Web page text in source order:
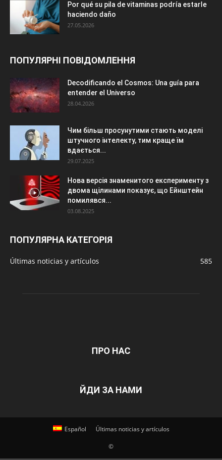
Por qué su pila de vitaminas podría estarle
haciendo daño
27.05.2026
ПОПУЛЯРНІ ПОВІДОМЛЕННЯ
Decodificando el Cosmos: Una guía para
entender el Universo
28.04.2026
Чим більш просунутими стають моделі
штучного інтелекту, тим краще їм
вдається...
29.07.2025
Нова версія знаменитого експерименту з
двома щілинами показує, що Ейнштейн
помилявся...
03.08.2025
ПОПУЛЯРНА КАТЕГОРІЯ
Últimas noticias y artículos 585
ПРО НАС
ЙДИ ЗА НАМИ
Español Últimas noticias y artículos
©